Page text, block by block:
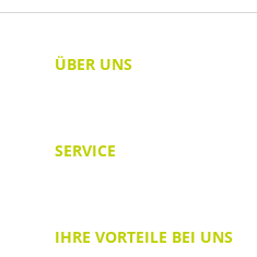
ÜBER UNS
SERVICE
IHRE VORTEILE BEI UNS